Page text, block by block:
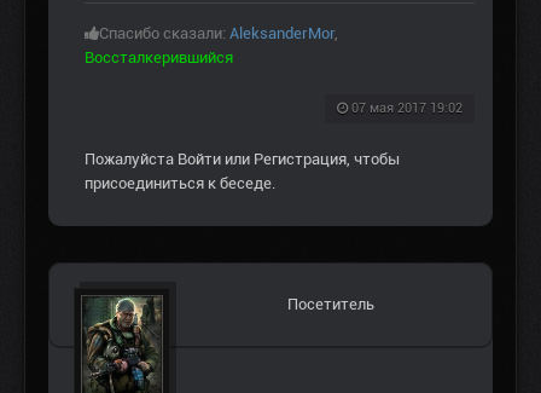
Спасибо сказали: AleksanderMor,
Воссталкерившийся
07 мая 2017 19:02
Пожалуйста Войти или Регистрация, чтобы
присоединиться к беседе.
Посетитель